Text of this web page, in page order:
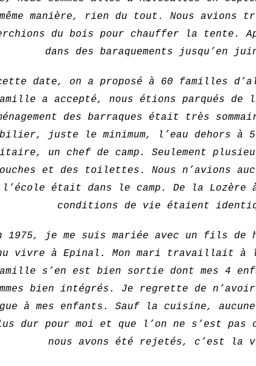
même manière, rien du tout. Nous avions
du bois pour chauffer la tente.
dans des baraquements jusqu’en
date, on a proposé à 60 familles
a accepté, nous étions parqués de la
des barraques était très
juste le minimum, l’eau dehors à
un chef de camp. Seulement
et des toilettes. Nous n’avions
l’école était dans le camp. De la Lozère
conditions de vie étaient
1975, je me suis mariée avec un fils
vivre à Epinal. Mon mari travaillait à
s’en est bien sortie dont mes 4
bien intégrés. Je regrette de
à mes enfants. Sauf la cuisine,
dur pour moi et que l’on ne s’est pas
nous avons été rejetés, c’est la